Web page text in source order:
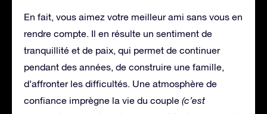
En fait, vous aimez votre meilleur ami sans vous en
rendre compte. Il en résulte un sentiment de
tranquillité et de paix, qui permet de continuer
pendant des années, de construire une famille,
d’affronter les difficultés. Une atmosphère de
confiance imprègne la vie du couple (c’est